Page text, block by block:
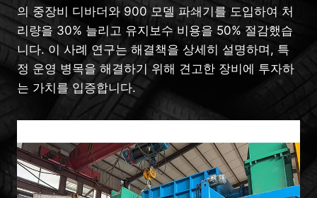
의 중장비 디바더와 900 모델 파쇄기를 도입하여 처
리량을 30% 늘리고 유지보수 비용을 50% 절감했습
니다. 이 사례 연구는 해결책을 상세히 설명하며, 특
정 운영 병목을 해결하기 위해 견고한 장비에 투자하
는 가치를 입증합니다.